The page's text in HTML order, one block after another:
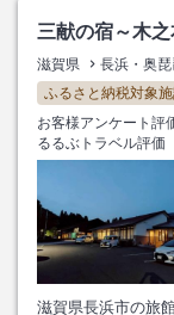
三献の宿～木之
滋賀県 長浜・奥
ふるさと納税対象
お客様アンケート評
るるぶトラベル評価
滋賀県長浜市の旅